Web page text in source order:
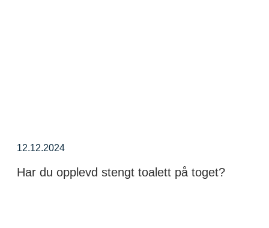
12.12.2024
Har du opplevd stengt toalett på toget?